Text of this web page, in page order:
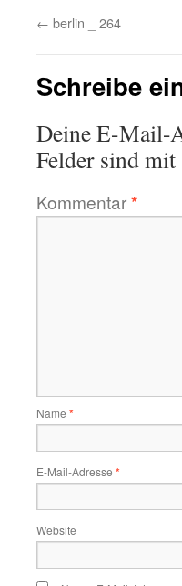
← berlin _ 264
Schreibe
Deine E-Mail-
Felder sind mit
Kommentar*
Name *
E-Mail-Adresse *
Website